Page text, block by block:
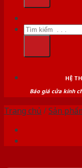
Tìm
kiếm:
HỆ
Báo giá cửa kính
Trang chủ /Sản